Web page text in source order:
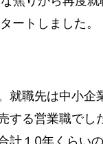
ートしました。
就職先は中小企
する営業職でし
計１0年くらい